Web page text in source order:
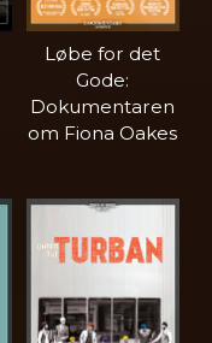
Løbe for det
Gode:
Dokumentaren
om Fiona Oakes